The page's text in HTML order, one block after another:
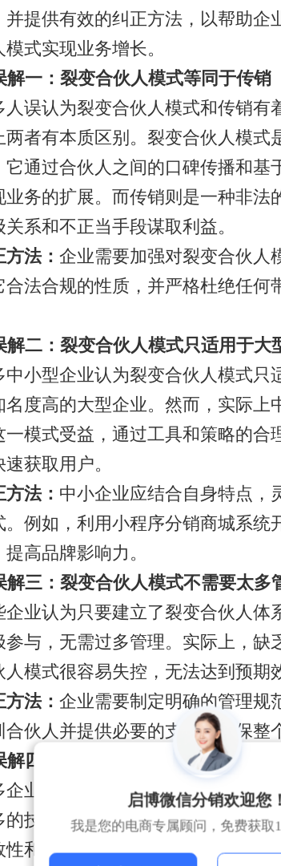
并提供有效的纠正方法，以帮助企
模式实现业务增长。
解一：裂变合伙人模式等同于传销
人误认为裂变合伙人模式和传销有
两者有本质区别。裂变合伙人模式
它通过合伙人之间的口碑传播和基
业务的扩展。而传销则是一种非法
关系和不正当手段谋取利益。
方法：企业需要加强对裂变合伙人
合法合规的性质，并严格杜绝任何
解二：裂变合伙人模式只适用于大
中小型企业认为裂变合伙人模式只
名度高的大型企业。然而，实际上
一模式受益，通过工具和策略的合
速获取用户。
法： 中小企业应结合自身特点，
。例如，利用小程序分销商城系统
提高品牌影响力。
解三：裂变合伙人模式不需要太多
企业认为只要建立了裂变合伙人体
参与，无需过多管理。实际上，缺
人模式很容易失控，无法达到预期
方法：企业需要制定明确的管理规
合伙人并提供必要的支持，确保整
解四：裂变合伙人模式不需要技术
企业认为裂变合伙人模式主要依赖
的技术支持。事实上，专业的技术
性和可持续性至关重要。
启博微信分销欢迎您！
我是您的电商专属顾问，免费获取